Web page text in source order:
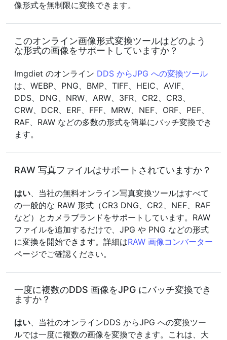
像形式を無制限に変換できます。
このオンライン画像形式変換ツールはどのよう
な形式の画像をサポートしていますか？
Imgdiet のオンライン DDS からJPG への変換ツール
は、WEBP、PNG、BMP、TIFF、HEIC、AVIF、
DDS、DNG、NRW、ARW、3FR、CR2、CR3、
CRW、DCR、ERF、FFF、MRW、NEF、ORF、PEF、
RAF、RAW などの多数の形式を簡単にバッチ変換でき
ます。
RAW 写真ファイルはサポートされていますか？
はい、当社の無料オンライン写真変換ツールはすべて
の一般的な RAW 形式（CR3 DNG、CR2、NEF、RAF
など）とカメラブランドをサポートしています。RAW
ファイルを追加するだけで、JPG や PNG などの形式
に変換を開始できます。詳細はRAW 画像コンバーター
ページでご確認ください。
一度に複数のDDS 画像をJPG にバッチ変換でき
ますか？
はい、当社のオンラインDDS からJPG への変換ツー
ルでは一度に複数の画像を変換できます。これは、大